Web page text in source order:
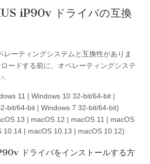
iP90v ドライバの互換
レーティングシステムと互換性がありま
ードする前に、オペレーティングシステ
.
11 | Windows 10 32-bit/64-bit |
bit/64-bit | Windows 7 32-bit/64-bit)
13 | macOS 12 | macOS 11 | macOS
10.14 | macOS 10.13 | macOS 10.12)
ドライバをインストールする方